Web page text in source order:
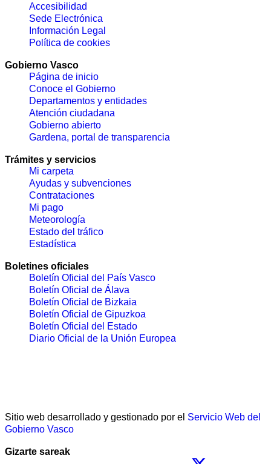
Accesibilidad
Sede Electrónica
Información Legal
Política de cookies
Gobierno Vasco
Página de inicio
Conoce el Gobierno
Departamentos y entidades
Atención ciudadana
Gobierno abierto
Gardena, portal de transparencia
Trámites y servicios
Mi carpeta
Ayudas y subvenciones
Contrataciones
Mi pago
Meteorología
Estado del tráfico
Estadística
Boletines oficiales
Boletín Oficial del País Vasco
Boletín Oficial de Álava
Boletín Oficial de Bizkaia
Boletín Oficial de Gipuzkoa
Boletín Oficial del Estado
Diario Oficial de la Unión Europea
Sitio web desarrollado y gestionado por el Servicio Web del
Gobierno Vasco
Gizarte sareak